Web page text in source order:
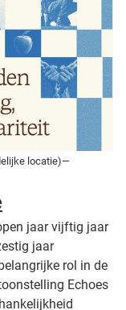
locatie)—
jaar vijftig jaar
jaar
rol in de
Echoes